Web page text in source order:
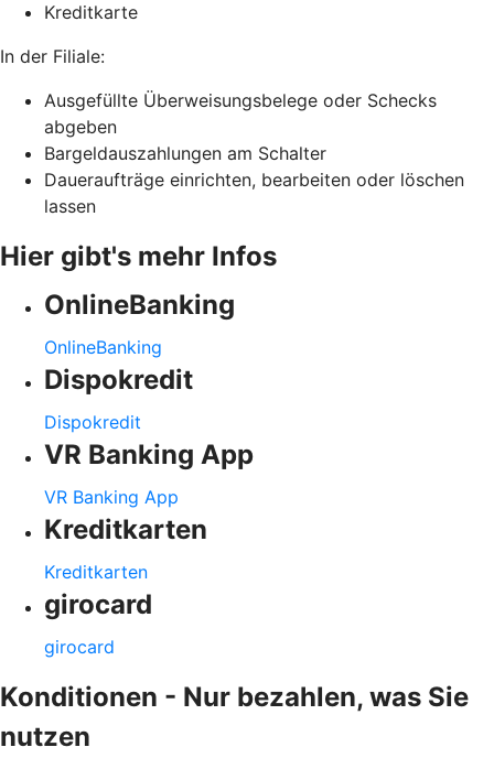
Kreditkarte
In der Filiale:
Ausgefüllte Überweisungsbelege oder Schecks
abgeben
Bargeldauszahlungen am Schalter
Daueraufträge einrichten, bearbeiten oder löschen
lassen
Hier gibt's mehr Infos
OnlineBanking
OnlineBanking
Dispokredit
Dispokredit
VR Banking App
VR Banking App
Kreditkarten
Kreditkarten
girocard
girocard
Konditionen - Nur bezahlen, was Sie
nutzen